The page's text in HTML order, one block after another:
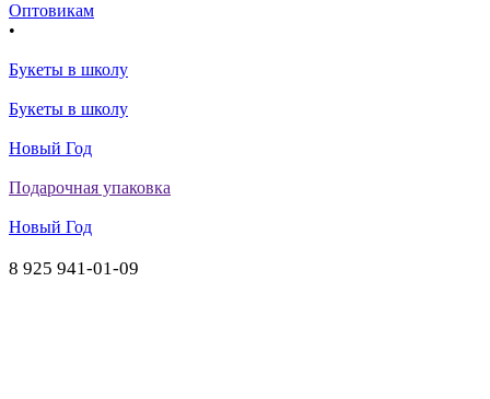
Оптовикам
•
Букеты в школу
Букеты в школу
Новый Год
Подарочная упаковка
Новый Год
8 925 941-01-09